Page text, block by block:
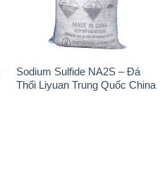
Sodium Sulfide NA2S – Đá
Thối Liyuan Trung Quốc China